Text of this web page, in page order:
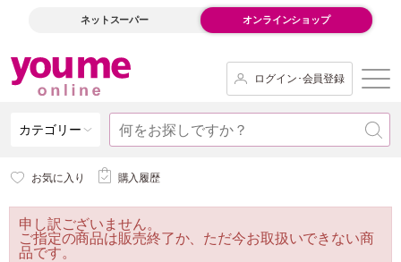
ネットスーパー オンラインショップ
ログイン･会員登録
カテゴリー
お気に入り 購入履歴
申し訳ございません。
ご指定の商品は販売終了か、ただ今お取扱いできない商
品です。